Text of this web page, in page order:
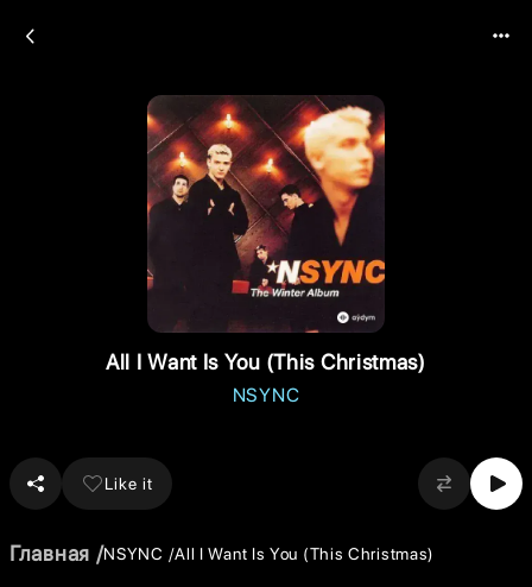
All I Want Is You (This Christmas)
NSYNC
Like it
Главная NSYNC All I Want Is You (This Christmas)